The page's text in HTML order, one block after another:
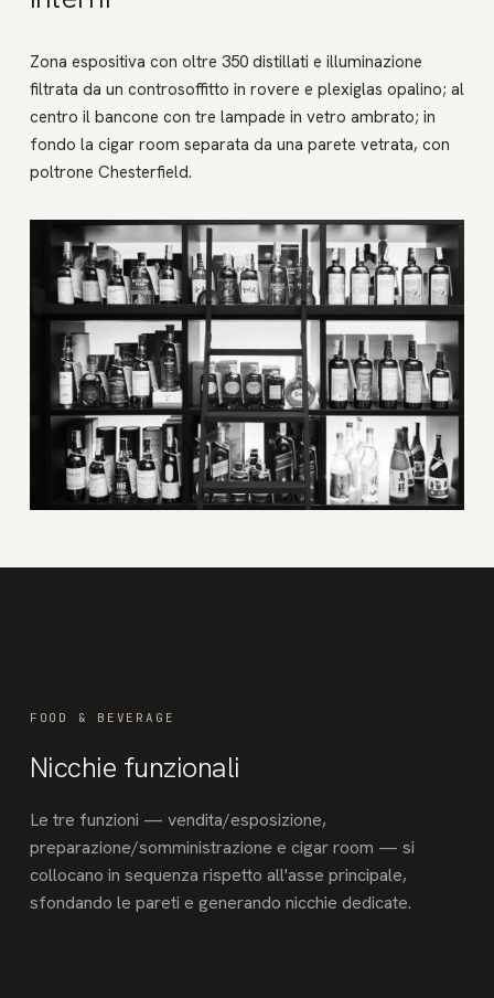
Zona espositiva con oltre 350 distillati e illuminazione
filtrata da un controsoffitto in rovere e plexiglas opalino; al
centro il bancone con tre lampade in vetro ambrato; in
fondo la cigar room separata da una parete vetrata, con
poltrone Chesterfield.
FOOD & BEVERAGE
Nicchie funzionali
Le tre funzioni — vendita/esposizione,
preparazione/somministrazione e cigar room — si
collocano in sequenza rispetto all'asse principale,
sfondando le pareti e generando nicchie dedicate.